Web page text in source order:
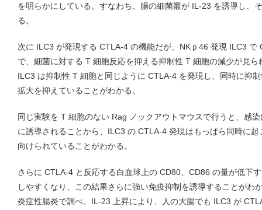
を明らかにしている。すなわち、腸の細菌叢が IL-23 を誘導し、
る。
次に ILC3 が発現する CTLA-4 の機能だが、NKｐ46 発現 ILC3 で
で、細菌に対する T 細胞反応を抑える抑制性 T 細胞の減少が見
ILC3 は抑制性 T 細胞と同じように CTLA-4 を発現し、同時に抑
拡大を抑えていることがわかる。
同じ実験を T 細胞のない Rag ノックアウトマウスで行うと、感
に誘導されることから、ILC3 の CTLA-4 発現はもっぱら同時に
向けられていることがわかる。
さらに CTLA-4 と反応する白血球上の CD80、CD86 の量が低下
しやすくなり、この結果さらに強い免疫抑制を誘導することがわ
炎症性腸炎で調べ、IL-23 上昇により、人の大腸でも ILC3 が